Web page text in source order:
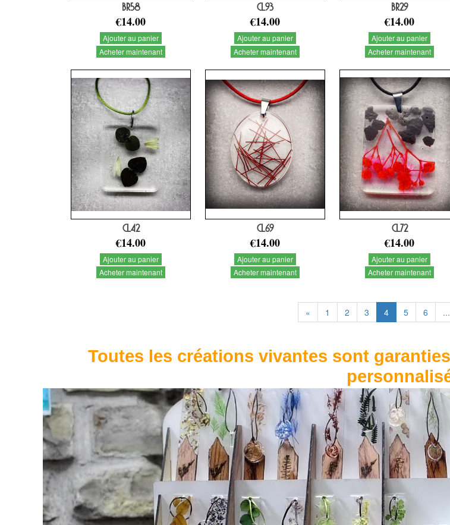
BR58
€14.00
Ajouter au panier
Acheter maintenant
CL93
€14.00
Ajouter au panier
Acheter maintenant
BR29
€14.00
Ajouter au panier
Acheter maintenant
CL42
€14.00
Ajouter au panier
Acheter maintenant
CL69
€14.00
Ajouter au panier
Acheter maintenant
CL72
€14.00
Ajouter au panier
Acheter maintenant
« 1 2 3 4 5 6 ...
Toutes les créations vivantes sont